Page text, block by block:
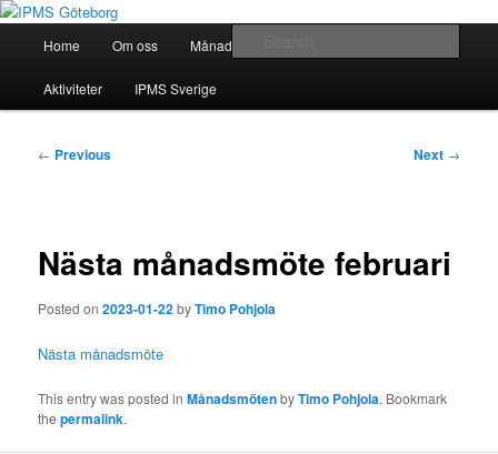
Skip
primary
contentIPMS Göteborg
Modellbygge i Väst
Home Om oss Månadsmöten
Aktiviteter IPMS Sverige
Post
← Previous Next →
Nästa månadsmöte februari
Posted on2023-01-22byTimo Pohjola
Nästa månadsmöte
This entry was posted inMånadsmötenbyTimo Pohjola. Bookmark
thepermalink.